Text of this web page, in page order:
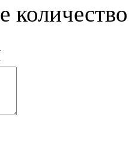
количество